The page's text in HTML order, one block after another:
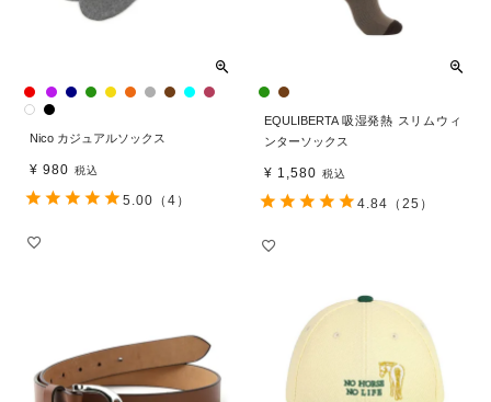
Nico カジュアルソックス
¥ 980 税込
5.00 （4）
EQULIBERTA 吸湿発熱 スリムウィ
ンターソックス
¥ 1,580 税込
4.84 （25）